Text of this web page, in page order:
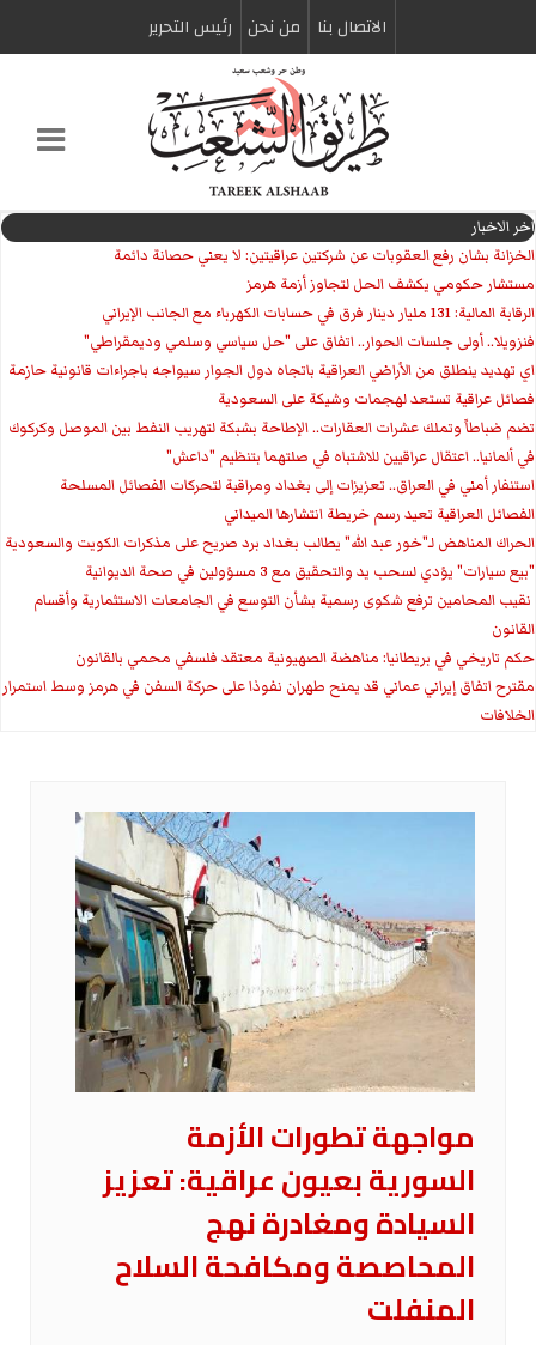
الاتصال بنا من نحن رئیس التحریر
اخر الاخبار
الخزانة بشان رفع العقوبات عن شركتين عراقيتين: لا يعني حصانة دائمة
مستشار حكومي يكشف الحل لتجاوز أزمة هرمز
الرقابة المالية: 131 مليار دينار فرق في حسابات الكهرباء مع الجانب الإيراني
فنزويلا.. أولى جلسات الحوار.. اتفاق على "حل سياسي وسلمي وديمقراطي"
اي تهديد ينطلق من الأراضي العراقية باتجاه دول الجوار سيواجه باجراءات قانونية حازمة
فصائل عراقية تستعد لهجمات وشيكة على السعودية
تضم ضباطاً وتملك عشرات العقارات.. الإطاحة بشبكة لتهريب النفط بين الموصل وكركوك
في ألمانيا.. اعتقال عراقيين للاشتباه في صلتهما بتنظيم "داعش"
استنفار أمني في العراق.. تعزيزات إلى بغداد ومراقبة لتحركات الفصائل المسلحة
الفصائل العراقية تعيد رسم خريطة انتشارها الميداني
الحراك المناهض لـ"خور عبد الله" يطالب بغداد برد صريح على مذكرات الكويت والسعودية
"بيع سيارات" يؤدي لسحب يد والتحقيق مع 3 مسؤولين في صحة الديوانية
‏ نقيب المحامين ترفع شكوى رسمية بشأن التوسع في الجامعات الاستثمارية وأقسام
القانون
حكم تاريخي في بريطانيا: مناهضة الصهيونية معتقد فلسفي محمي بالقانون
مقترح اتفاق إيراني عماني قد يمنح طهران نفوذا على حركة السفن في هرمز وسط استمرار
الخلافات
مواجهة تطورات الأزمة
السورية بعيون عراقية: تعزيز
السيادة ومغادرة نهج
المحاصصة ومكافحة السلاح
المنفلت